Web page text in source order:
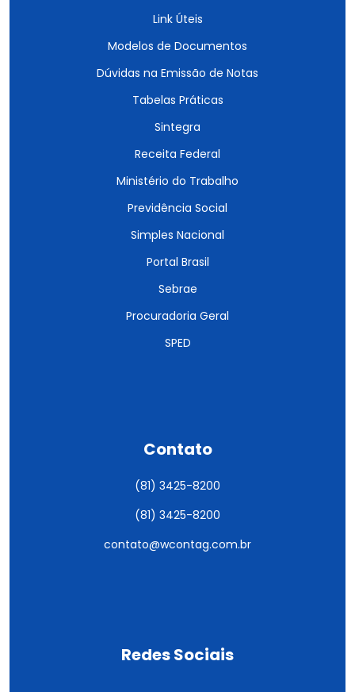
Link Úteis
Modelos de Documentos
Dúvidas na Emissão de Notas
Tabelas Práticas
Sintegra
Receita Federal
Ministério do Trabalho
Previdência Social
Simples Nacional
Portal Brasil
Sebrae
Procuradoria Geral
SPED
Contato
(81) 3425-8200
(81) 3425-8200
contato@wcontag.com.br
Redes Sociais